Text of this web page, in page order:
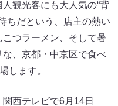
観光客にも大人気の“背
ちだという、店主の熱い
つラーメン、そして暑
、京都・中京区で食べ
します。
西テレビで6月14日